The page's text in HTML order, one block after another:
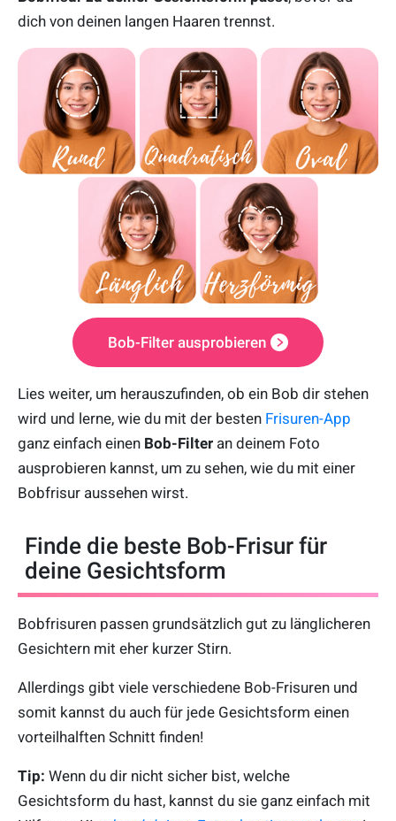
dich von deinen langen Haaren trennst.
Bob-Filter ausprobieren
Lies weiter, um herauszufinden, ob ein Bob dir stehen
wird und lerne, wie du mit der besten Frisuren-App
ganz einfach einen Bob-Filter an deinem Foto
ausprobieren kannst, um zu sehen, wie du mit einer
Bobfrisur aussehen wirst.
Finde die beste Bob-Frisur für
deine Gesichtsform
Bobfrisuren passen grundsätzlich gut zu länglicheren
Gesichtern mit eher kurzer Stirn.
Allerdings gibt viele verschiedene Bob-Frisuren und
somit kannst du auch für jede Gesichtsform einen
vorteilhalften Schnitt finden!
Tip: Wenn du dir nicht sicher bist, welche
Gesichtsform du hast, kannst du sie ganz einfach mit